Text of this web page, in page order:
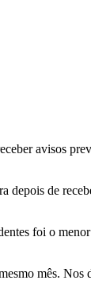
avisos
depois de
foi o
mês. Nos